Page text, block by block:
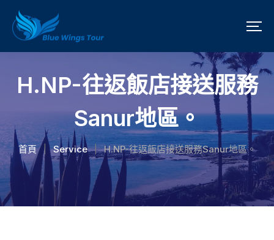
H.NP-往返飯店接送服務
Sanur地區。
首頁 | Service | H.NP-往返飯店接送服務Sanur地區。